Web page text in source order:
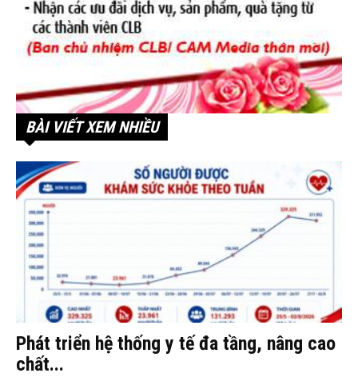
BÀI VIẾT XEM NHIỀU
Phát triển hệ thống y tế đa tầng, nâng cao
chất...